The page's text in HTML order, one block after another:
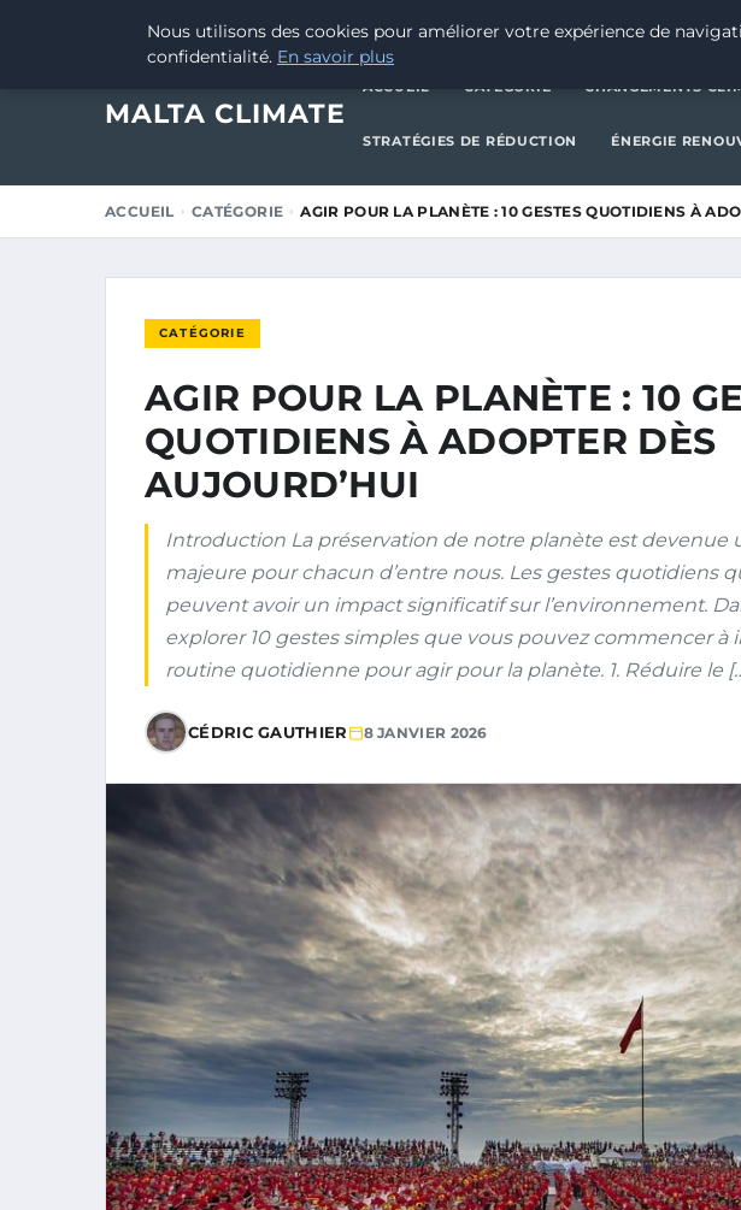
8 JANVIER 2026 CATÉGORIE
MALTA CLIMATE
ACCUEIL CATÉGORIE CHANGEMENTS
STRATÉGIES DE RÉDUCTION ÉNERGIE
ACCUEIL CATÉGORIE AGIR POUR LA PLANÈTE : 10 GESTES QUOTIDIENS À
CATÉGORIE
AGIR POUR LA PLANÈTE : 10
QUOTIDIENS À ADOPTER DÈS
AUJOURD’HUI
Introduction La préservation de notre planète est devenue
majeure pour chacun d’entre nous. Les gestes quotidiens
peuvent avoir un impact significatif sur l’environnement.
explorer 10 gestes simples que vous pouvez commencer à
routine quotidienne pour agir pour la planète. 1. Réduire le
CÉDRIC GAUTHIER 8 JANVIER 2026
Nous utilisons des cookies pour améliorer votre expérience de
confidentialité. En savoir plus